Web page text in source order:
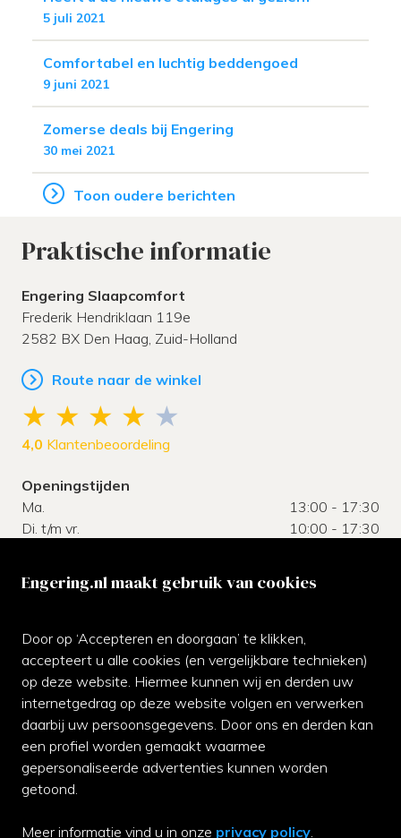
5 juli 2021
Comfortabel en luchtig beddengoed
9 juni 2021
Zomerse deals bij Engering
30 mei 2021
Toon oudere berichten
Praktische informatie
Engering Slaapcomfort
Frederik Hendriklaan 119e
2582 BX Den Haag, Zuid-Holland
Route naar de winkel
4,0 Klantenbeoordeling
Openingstijden
Ma.
13:00 - 17:30
Di. t/m vr.
10:00 - 17:30
Klantenservice
Neem gerust contact met ons op of kom langs bij de
winkel.
070-3542811
Whatsapp ons
Facebook
Engering.nl maakt gebruik van cookies
Door op ‘Accepteren en doorgaan’ te klikken,
accepteert u alle cookies (en vergelijkbare technieken)
op deze website. Hiermee kunnen wij en derden uw
internetgedrag op deze website volgen en verwerken
daarbij uw persoonsgegevens. Door ons en derden kan
een profiel worden gemaakt waarmee
gepersonaliseerde advertenties kunnen worden
getoond.
Meer informatie vind u in onze privacy policy.